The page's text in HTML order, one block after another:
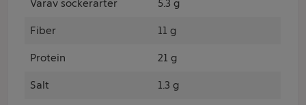
Varav sockerarter 5.3 g
Fiber 11 g
Protein 21 g
Salt 1.3 g